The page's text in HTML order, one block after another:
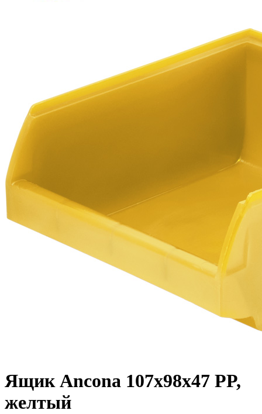
Ящик Ancona 107х98х47 PP,
желтый